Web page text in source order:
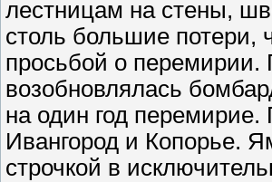
лестницам на стены,
столь большие потери,
просьбой о перемирии.
возобновлялась
на один год
Ивангород и Копорье.
строчкой в